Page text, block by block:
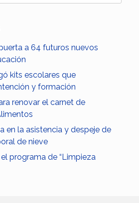
a 64 futuros nuevos
kits escolares que
y formación
renovar el carnet de
en la asistencia y despeje de
de nieve
programa de “Limpieza